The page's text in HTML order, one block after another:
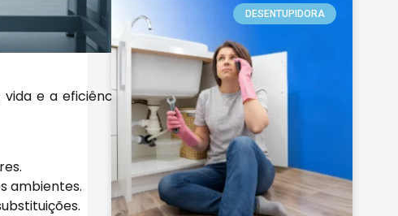
e a eficiência
ambientes.
DESENTUPIDORA